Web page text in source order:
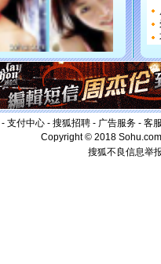
[元旦]
看
断电。
你是我
[元旦]
起；二是
离。水晶
[元旦]当
泣，这痛
卖了。水
[春节]
风
颜！冬去
道一声平
- 支付中心 - 搜狐招聘 - 广告服务 - 客
Copyright © 2018
搜狐不良信息举